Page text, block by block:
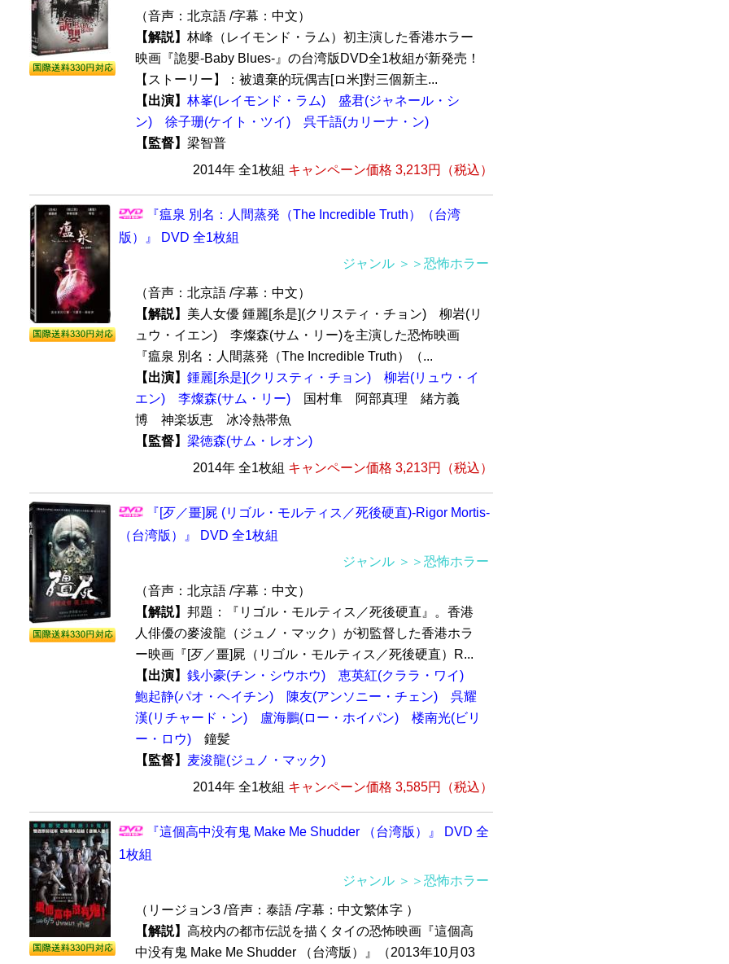
（音声：北京語 /字幕：中文）
【解説】 林峰（レイモンド・ラム）初主演した香港ホラー
映画『詭嬰-Baby Blues-』の台湾版DVD全1枚組が新発売！
【ストーリー】：被遺棄的玩偶吉[ロ米]對三個新主...
【出演】 林峯(レイモンド・ラム)
盛君(ジャネール・シ
ン)
徐子珊(ケイト・ツイ)
呉千語(カリーナ・ン)
【監督】 梁智普
2014年 全1枚組 キャンペーン価格 3,213円（税込）
『瘟泉 別名：人間蒸発（The Incredible Truth）（台湾
版）』 DVD 全1枚組
ジャンル ＞＞恐怖ホラー
（音声：北京語 /字幕：中文）
【解説】 美人女優 鍾麗[糸是](クリスティ・チョン) 柳岩(リ
ュウ・イエン) 李燦森(サム・リー)を主演した恐怖映画
『瘟泉 別名：人間蒸発（The Incredible Truth）（...
【出演】 鍾麗[糸是](クリスティ・チョン)
柳岩(リュウ・イ
エン)
李燦森(サム・リー) 国村隼 阿部真理 緒方義
博 神楽坂恵 冰冷熱帯魚
【監督】 梁徳森(サム・レオン)
2014年 全1枚組 キャンペーン価格 3,213円（税込）
『[歹／畺]屍 (リゴル・モルティス／死後硬直)-Rigor Mortis-
（台湾版）』 DVD 全1枚組
ジャンル ＞＞恐怖ホラー
（音声：北京語 /字幕：中文）
【解説】 邦題：『リゴル・モルティス／死後硬直』。香港
人俳優の麥浚龍（ジュノ・マック）が初監督した香港ホラ
ー映画『[歹／畺]屍（リゴル・モルティス／死後硬直）R...
【出演】 銭小豪(チン・シウホウ)
恵英紅(クララ・ワイ)
鮑起静(パオ・ヘイチン)
陳友(アンソニー・チェン)
呉耀
漢(リチャード・ン)
盧海鵬(ロー・ホイパン)
楼南光(ビリ
ー・ロウ) 鐘髪
【監督】 麦浚龍(ジュノ・マック)
2014年 全1枚組 キャンペーン価格 3,585円（税込）
『這個高中没有鬼 Make Me Shudder （台湾版）』 DVD 全
1枚組
ジャンル ＞＞恐怖ホラー
（リージョン3 /音声：泰語 /字幕：中文繁体字 ）
【解説】 高校内の都市伝説を描くタイの恐怖映画『這個高
中没有鬼 Make Me Shudder （台湾版）』（2013年10月03